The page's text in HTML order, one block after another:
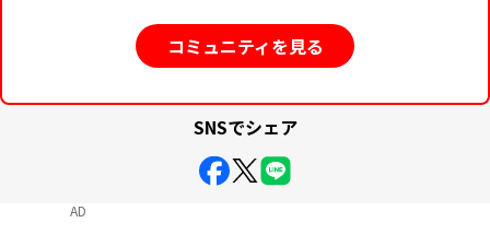
コミュニティを見る
SNSでシェア
AD